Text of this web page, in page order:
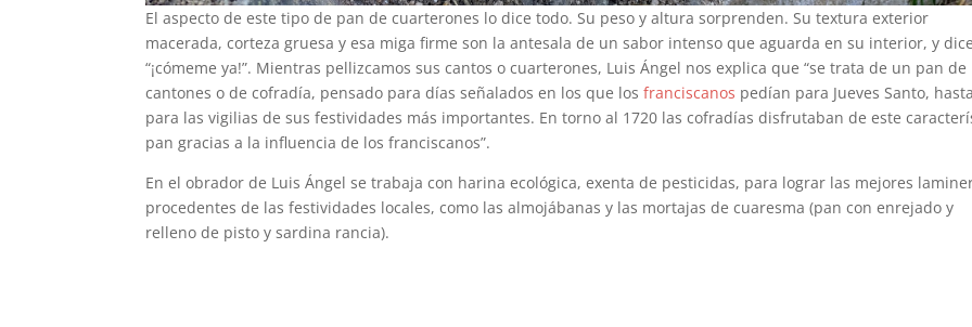
El aspecto de este tipo de pan de cuarterones lo dice todo. Su peso y altura sorprenden. Su textura exterior
macerada, corteza gruesa y esa miga firme son la antesala de un sabor intenso que aguarda en su interior, y
“¡cómeme ya!”. Mientras pellizcamos sus cantos o cuarterones, Luis Ángel nos explica que “se trata de un pan de
cantones o de cofradía, pensado para días señalados en los que losfranciscanos pedían para Jueves Santo,
para las vigilias de sus festividades más importantes. En torno al 1720 las cofradías disfrutaban de este
pan gracias a la influencia de los franciscanos”.
En el obrador de Luis Ángel se trabaja con harina ecológica, exenta de pesticidas, para lograr las mejores
procedentes de las festividades locales, como las almojábanas y las mortajas de cuaresma (pan con enrejado y
relleno de pisto y sardina rancia).